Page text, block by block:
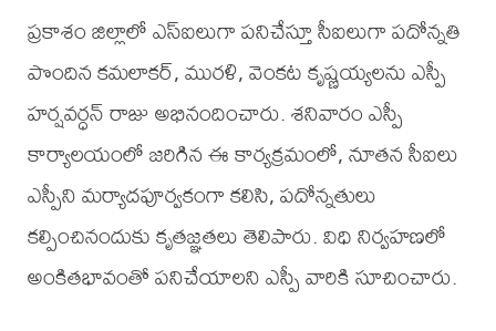
ప్రకాశం జిల్లాలో ఎస్ఐలుగా పనిచేస్తూ సీఐలుగా పదోన్నతి
పొందిన కమలాకర్, మురళి, వెంకట కృష్ణయ్యలను ఎస్పీ
హర్షవర్ధన్ రాజు అభినందించారు. శనివారం ఎస్పీ
కార్యాలయంలో జరిగిన ఈ కార్యక్రమంలో, నూతన సీఐలు
ఎస్పీని మర్యాదపూర్వకంగా కలిసి, పదోన్నతులు
కల్పించినందుకు కృతజ్ఞతలు తెలిపారు. విధి నిర్వహణలో
అంకితభావంతో పనిచేయాలని ఎస్పీ వారికి సూచించారు.